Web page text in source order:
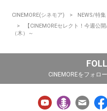
CINEMORE(シネモア)
NEWS/特集
【CINEMOREセレクト！今週公
（木）～
CINEMOREをフォロ